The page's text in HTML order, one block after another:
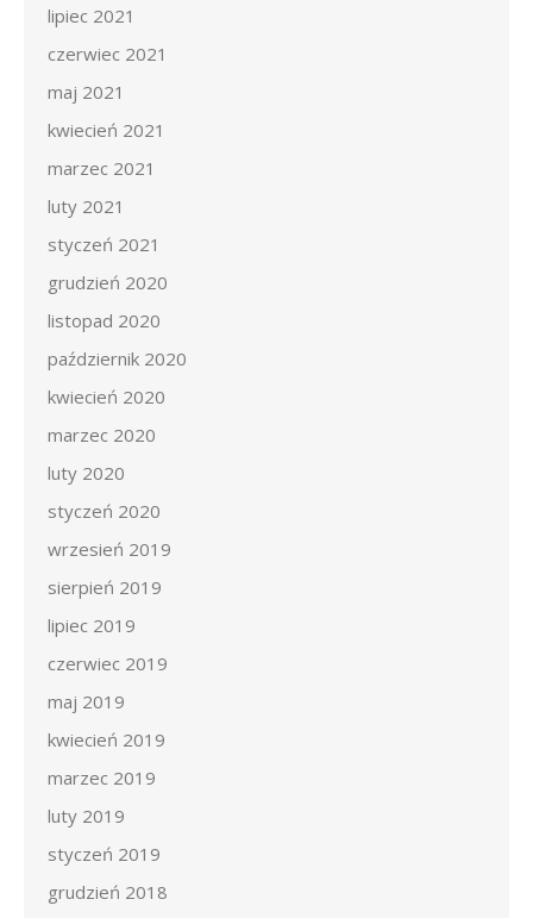
lipiec 2021
czerwiec 2021
maj 2021
kwiecień 2021
marzec 2021
luty 2021
styczeń 2021
grudzień 2020
listopad 2020
październik 2020
kwiecień 2020
marzec 2020
luty 2020
styczeń 2020
wrzesień 2019
sierpień 2019
lipiec 2019
czerwiec 2019
maj 2019
kwiecień 2019
marzec 2019
luty 2019
styczeń 2019
grudzień 2018